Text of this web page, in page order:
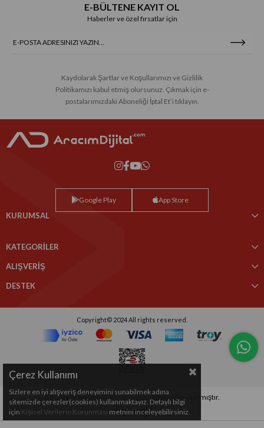
E-BÜLTENE KAYIT OL
Haberler ve özel fırsatlar için
Kaydolarak Şartlar ve Koşullarımızı ve Gizlilik
Politikamızı kabul etmiş olursunuz. Çıkmak için e-
postalarımızdaki Aboneliği İptal Et’i tıklayın.
Google Play App Store
KURUMSAL
KATEGORİLER
ALIŞVERİŞ
DESTEK
Copyright© 2024 All rights reserved.
Bu sitenin kurulumu Keyo Digital tarafından yapılmıştır.
Çerez Kullanımı
Sizlere en iyi alışveriş deneyimini sunabilmek adına
sitemizde çerezler(cookies) kullanmaktayız. Detaylı bilgi
için Kişisel Verilerin Korunması metnini inceleyebilirsiniz.